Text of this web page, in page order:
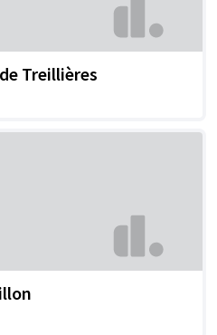
Treillières